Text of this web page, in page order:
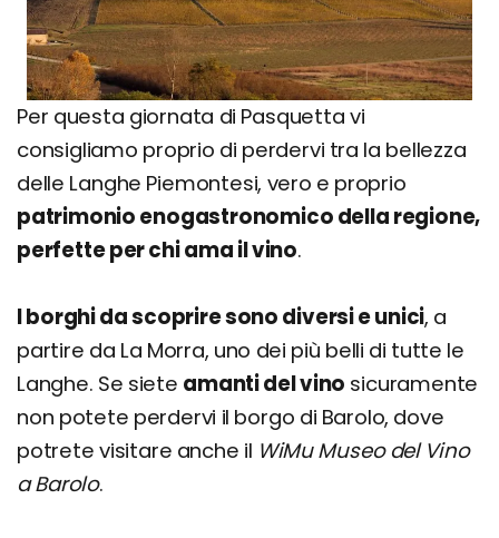
Per questa giornata di Pasquetta vi
consigliamo proprio di perdervi tra la bellezza
delle Langhe Piemontesi, vero e proprio
patrimonio enogastronomico della regione,
perfette per chi ama il vino.
I borghi da scoprire sono diversi e unici, a
partire da La Morra, uno dei più belli di tutte le
Langhe. Se siete amanti del vino sicuramente
non potete perdervi il borgo di Barolo, dove
potrete visitare anche il WiMu Museo del Vino
a Barolo.